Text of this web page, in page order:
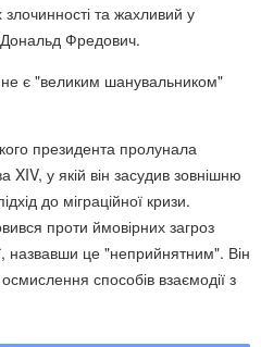
та жахливий у
Дональд Фредович.
є "великим шанувальником"
президента пролунала
XIV, у якій він засудив зовнішню
до міграційної кризи.
проти ймовірних загроз
назвавши це "неприйнятним". Він
способів взаємодії з